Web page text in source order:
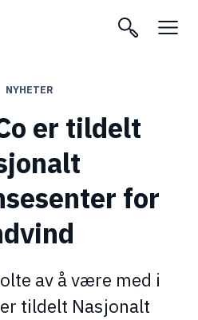
NYHETER
er tildelt
for
av å være med i
tildelt Nasjonalt